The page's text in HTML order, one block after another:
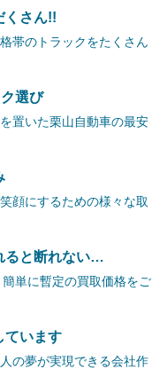
くさん!!
帯のトラックをたくさん
選び
置いた栗山自動車の最安
顔にするための様々な取
ると断れない…
単に暫定の買取価格をご
ています
の夢が実現できる会社作